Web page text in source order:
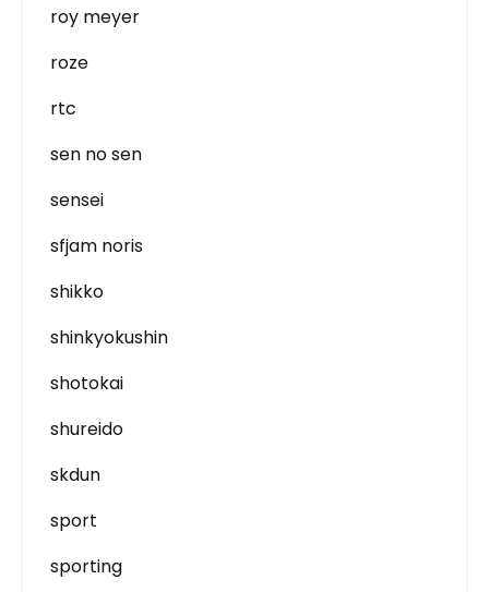
roy meyer
roze
rtc
sen no sen
sensei
sfjam noris
shikko
shinkyokushin
shotokai
shureido
skdun
sport
sporting